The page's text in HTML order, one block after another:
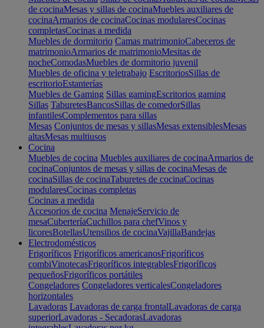
de cocinaMesas y sillas de cocinaMuebles auxiliares de
cocinaArmarios de cocinaCocinas modularesCocinas
completasCocinas a medida
Muebles de dormitorio Camas matrimonioCabeceros de
matrimonioArmarios de matrimonioMesitas de
nocheComodasMuebles de dormitorio juvenil
Muebles de oficina y teletrabajo EscritoriosSillas de
escritorioEstanterías
Muebles de Gaming Sillas gamingEscritorios gaming
Sillas TaburetesBancosSillas de comedorSillas
infantilesComplementos para sillas
Mesas Conjuntos de mesas y sillasMesas extensiblesMesas
altasMesas multiusos
Cocina
Muebles de cocina Muebles auxiliares de cocinaArmarios de
cocinaConjuntos de mesas y sillas de cocinaMesas de
cocinaSillas de cocinaTaburetes de cocinaCocinas
modularesCocinas completas
Cocinas a medida
Accesorios de cocina MenajeServicio de
mesaCuberteríaCuchillos para chefVinos y
licoresBotellasUtensilios de cocinaVajillaBandejas
Electrodomésticos
Frigoríficos Frigoríficos americanosFrigoríficos
combiVinotecasFrigoríficos integrablesFrigoríficos
pequeñosFrigoríficos portátiles
Congeladores Congeladores verticalesCongeladores
horizontales
Lavadoras Lavadoras de carga frontalLavadoras de carga
superiorLavadoras - SecadorasLavadoras